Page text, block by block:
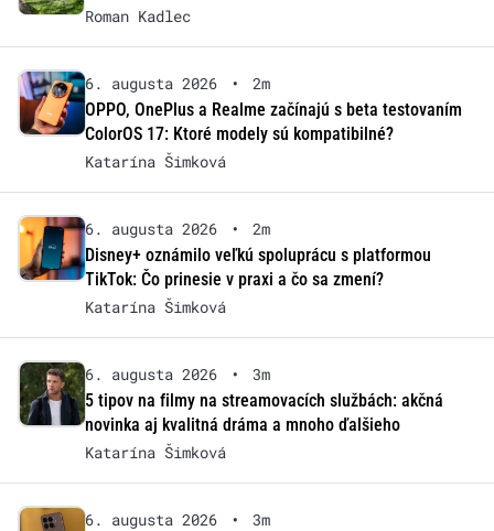
Roman Kadlec
6. augusta 2026 •
2m
OPPO, OnePlus a Realme začínajú s beta testovaním
ColorOS 17: Ktoré modely sú kompatibilné?
Katarína Šimková
6. augusta 2026 •
2m
Disney+ oznámilo veľkú spoluprácu s platformou
TikTok: Čo prinesie v praxi a čo sa zmení?
Katarína Šimková
6. augusta 2026 •
3m
5 tipov na filmy na streamovacích službách: akčná
novinka aj kvalitná dráma a mnoho ďalšieho
Katarína Šimková
6. augusta 2026 •
3m